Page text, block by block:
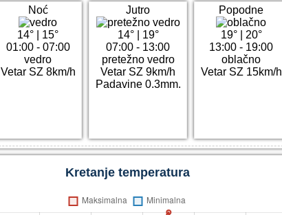
Noć
14°
15°
01:00 - 07:00
vedro
Vetar SZ 8km/h
Jutro
14°| 19°
07:00 - 13:00
pretežno vedro
Vetar SZ 9km/h
Padavine 0.3mm.
Popodne
19°| 20°
13:00 - 19:00
oblačno
Vetar SZ 15km/h
Kretanje temperatura